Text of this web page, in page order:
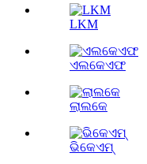
LKM
ଏଲକେଏଫ
ଲାଲକେ
ଭିକେଏମ୍